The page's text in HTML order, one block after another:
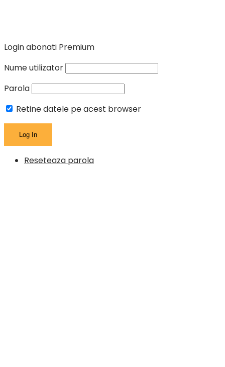
Login abonati Premium
Nume utilizator
Parola
Retine datele pe acest browser
Reseteaza parola